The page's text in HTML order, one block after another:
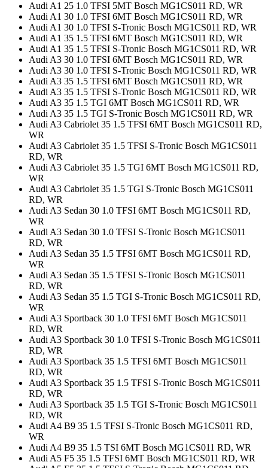
Audi A1 25 1.0 TFSI 5MT Bosch MG1CS011 RD, WR
Audi A1 30 1.0 TFSI 6MT Bosch MG1CS011 RD, WR
Audi A1 30 1.0 TFSI S-Tronic Bosch MG1CS011 RD, WR
Audi A1 35 1.5 TFSI 6MT Bosch MG1CS011 RD, WR
Audi A1 35 1.5 TFSI S-Tronic Bosch MG1CS011 RD, WR
Audi A3 30 1.0 TFSI 6MT Bosch MG1CS011 RD, WR
Audi A3 30 1.0 TFSI S-Tronic Bosch MG1CS011 RD, WR
Audi A3 35 1.5 TFSI 6MT Bosch MG1CS011 RD, WR
Audi A3 35 1.5 TFSI S-Tronic Bosch MG1CS011 RD, WR
Audi A3 35 1.5 TGI 6MT Bosch MG1CS011 RD, WR
Audi A3 35 1.5 TGI S-Tronic Bosch MG1CS011 RD, WR
Audi A3 Cabriolet 35 1.5 TFSI 6MT Bosch MG1CS011 RD,
WR
Audi A3 Cabriolet 35 1.5 TFSI S-Tronic Bosch MG1CS011
RD, WR
Audi A3 Cabriolet 35 1.5 TGI 6MT Bosch MG1CS011 RD,
WR
Audi A3 Cabriolet 35 1.5 TGI S-Tronic Bosch MG1CS011
RD, WR
Audi A3 Sedan 30 1.0 TFSI 6MT Bosch MG1CS011 RD,
WR
Audi A3 Sedan 30 1.0 TFSI S-Tronic Bosch MG1CS011
RD, WR
Audi A3 Sedan 35 1.5 TFSI 6MT Bosch MG1CS011 RD,
WR
Audi A3 Sedan 35 1.5 TFSI S-Tronic Bosch MG1CS011
RD, WR
Audi A3 Sedan 35 1.5 TGI S-Tronic Bosch MG1CS011 RD,
WR
Audi A3 Sportback 30 1.0 TFSI 6MT Bosch MG1CS011
RD, WR
Audi A3 Sportback 30 1.0 TFSI S-Tronic Bosch MG1CS011
RD, WR
Audi A3 Sportback 35 1.5 TFSI 6MT Bosch MG1CS011
RD, WR
Audi A3 Sportback 35 1.5 TFSI S-Tronic Bosch MG1CS011
RD, WR
Audi A3 Sportback 35 1.5 TGI S-Tronic Bosch MG1CS011
RD, WR
Audi A4 B9 35 1.5 TFSI S-Tronic Bosch MG1CS011 RD,
WR
Audi A4 B9 35 1.5 TSI 6MT Bosch MG1CS011 RD, WR
Audi A5 F5 35 1.5 TFSI 6MT Bosch MG1CS011 RD, WR